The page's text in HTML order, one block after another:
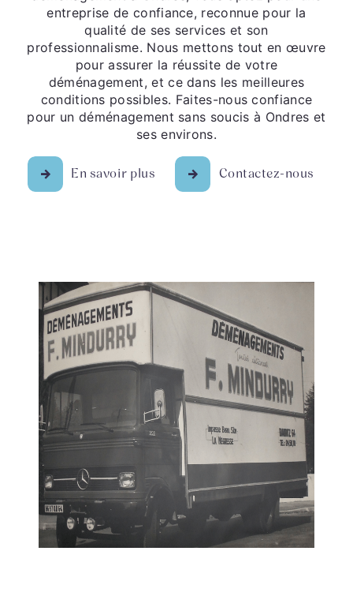
entreprise de confiance, reconnue pour la
qualité de ses services et son
professionnalisme. Nous mettons tout en œuvre
pour assurer la réussite de votre
déménagement, et ce dans les meilleures
conditions possibles. Faites-nous confiance
pour un déménagement sans soucis à Ondres et
ses environs.
En savoir plus Contactez-nous